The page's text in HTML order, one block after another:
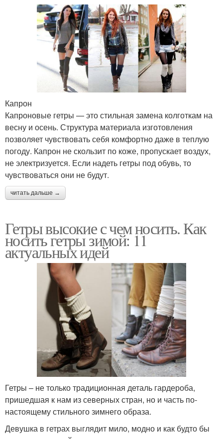
Капрон
Капроновые гетры — это стильная замена колготкам на
весну и осень. Структура материала изготовления
позволяет чувствовать себя комфортно даже в теплую
погоду. Капрон не скользит по коже, пропускает воздух,
не электризуется. Если надеть гетры под обувь, то
чувствоваться они не будут.
читать дальше →
Гетры высокие с чем носить. Как
носить гетры зимой: 11
актуальных идей
Гетры – не только традиционная деталь гардероба,
пришедшая к нам из северных стран, но и часть по-
настоящему стильного зимнего образа.
Девушка в гетрах выглядит мило, модно и как будто бы